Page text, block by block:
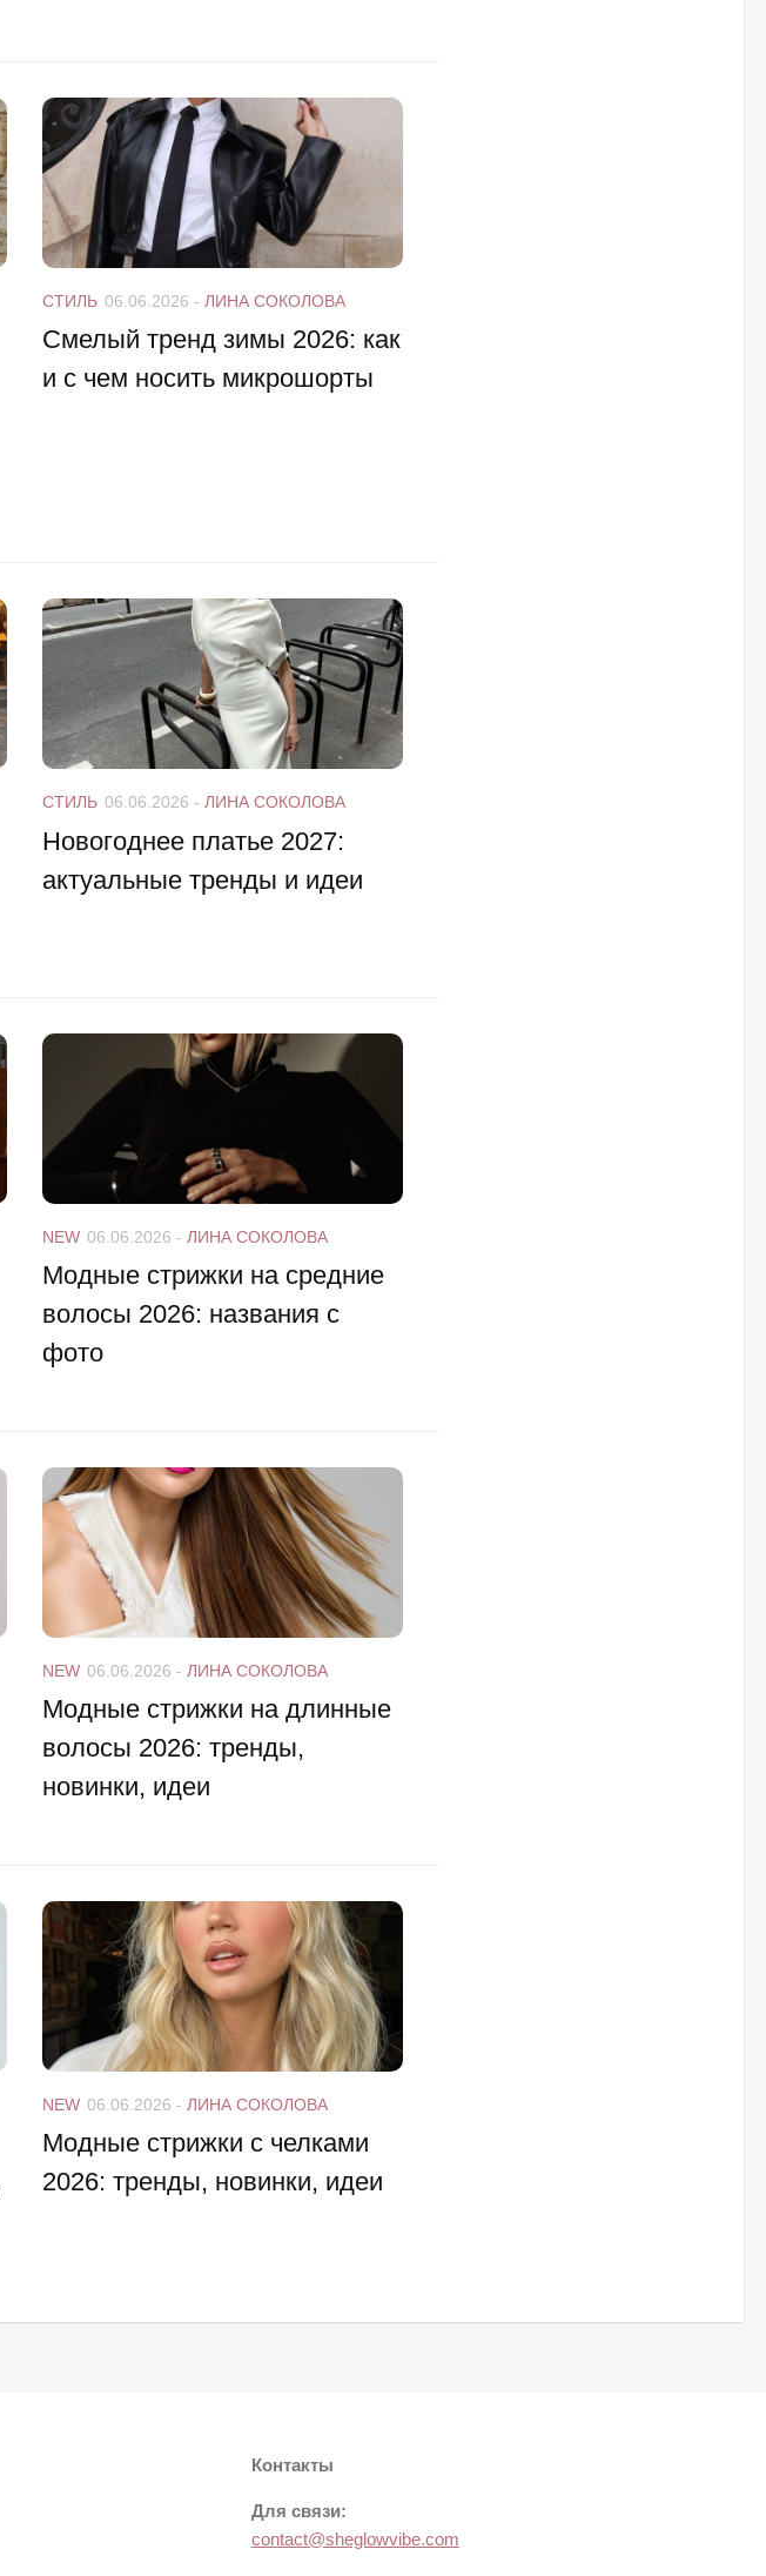
СТИЛЬ 06.06.2026 - ЛИНА СОКОЛОВА
Смелый тренд зимы 2026: как
и с чем носить микрошорты
СТИЛЬ 06.06.2026 - ЛИНА СОКОЛОВА
Новогоднее платье 2027:
актуальные тренды и идеи
NEW 06.06.2026 - ЛИНА СОКОЛОВА
Модные стрижки на средние
волосы 2026: названия с
фото
NEW 06.06.2026 - ЛИНА СОКОЛОВА
Модные стрижки на длинные
волосы 2026: тренды,
новинки, идеи
NEW 06.06.2026 - ЛИНА СОКОЛОВА
Модные стрижки с челками
2026: тренды, новинки, идеи
Контакты
Для связи:
contact@sheglowvibe.com